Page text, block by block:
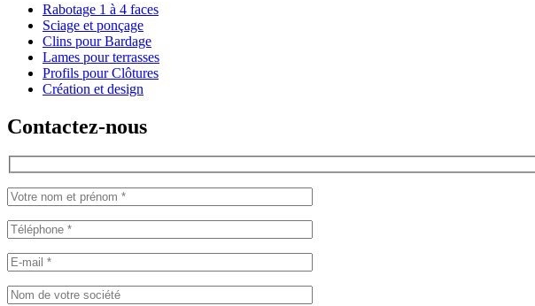
Rabotage 1 à 4 faces
Sciage et ponçage
Clins pour Bardage
Lames pour terrasses
Profils pour Clôtures
Création et design
Contactez-nous